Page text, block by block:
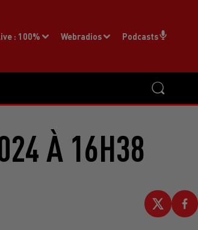
: 100% Webradios Podcasts
À 16H38